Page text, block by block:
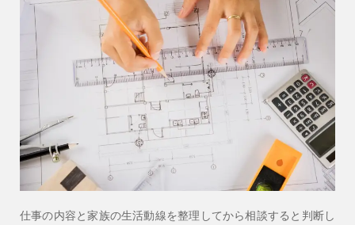
仕事の内容と家族の生活動線を整理してから相談すると判断し